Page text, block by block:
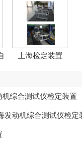
上海检定装置
机综合测试仪检定装置
发动机综合测试仪检定